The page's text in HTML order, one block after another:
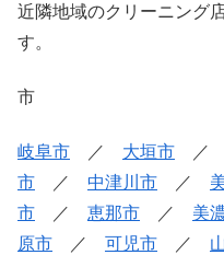
近隣地域のクリーニング
す。
市
岐阜市 ／ 大垣市 ／
市 ／ 中津川市 ／
市 ／ 恵那市 ／ 美
原市 ／ 可児市 ／